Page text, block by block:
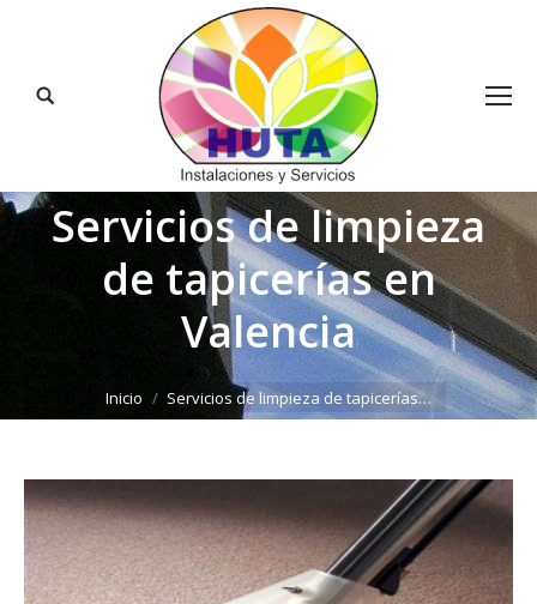
Buscar:
Servicios de limpieza
de tapicerías en
Valencia
Inicio Servicios de limpieza de tapicerías…